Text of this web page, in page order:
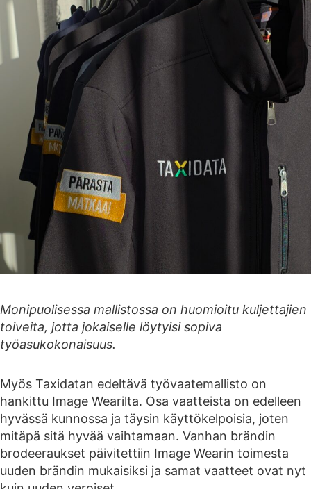
Monipuolisessa mallistossa on huomioitu kuljettajien
toiveita, jotta jokaiselle löytyisi sopiva
työasukokonaisuus.
Myös Taxidatan edeltävä työvaatemallisto on
hankittu Image Wearilta. Osa vaatteista on edelleen
hyvässä kunnossa ja täysin käyttökelpoisia, joten
mitäpä sitä hyvää vaihtamaan. Vanhan brändin
brodeeraukset päivitettiin Image Wearin toimesta
uuden brändin mukaisiksi ja samat vaatteet ovat nyt